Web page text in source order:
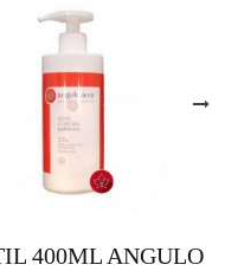
400ML ANGULO